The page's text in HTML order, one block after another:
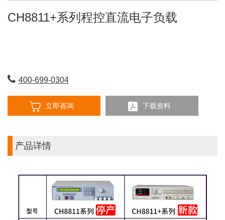
CH8811+系列程控直流电子负载
400-699-0304
立即咨询 下载资料
产品详情